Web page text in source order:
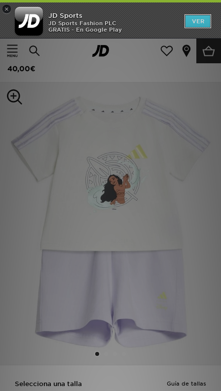
×
JD Sports
JD Sports Fashion PLC
GRATIS - En Google Play
VER
Página principal
Niños Ropa bebé (0-3 años) Chándales
adidas CONJUNTO CON CAMISETA DISNEY
40,00€
Guía de tallas
Selecciona una talla
Hombre
Mujer
Estilo
Ver Marcas
Deportes & Fitness